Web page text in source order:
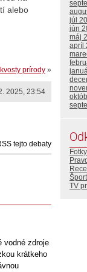
alebo
prírody »
2025, 23:54
tejto debaty
vodné zdroje
krátkeho
júl
jún
máj
apríl
Fotky
Šport
TV